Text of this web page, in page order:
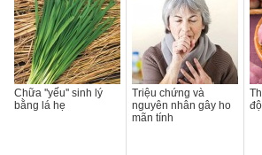
Chữa ''yếu'' sinh lý
bằng lá hẹ
Triệu chứng và
nguyên nhân gây ho
mãn tính